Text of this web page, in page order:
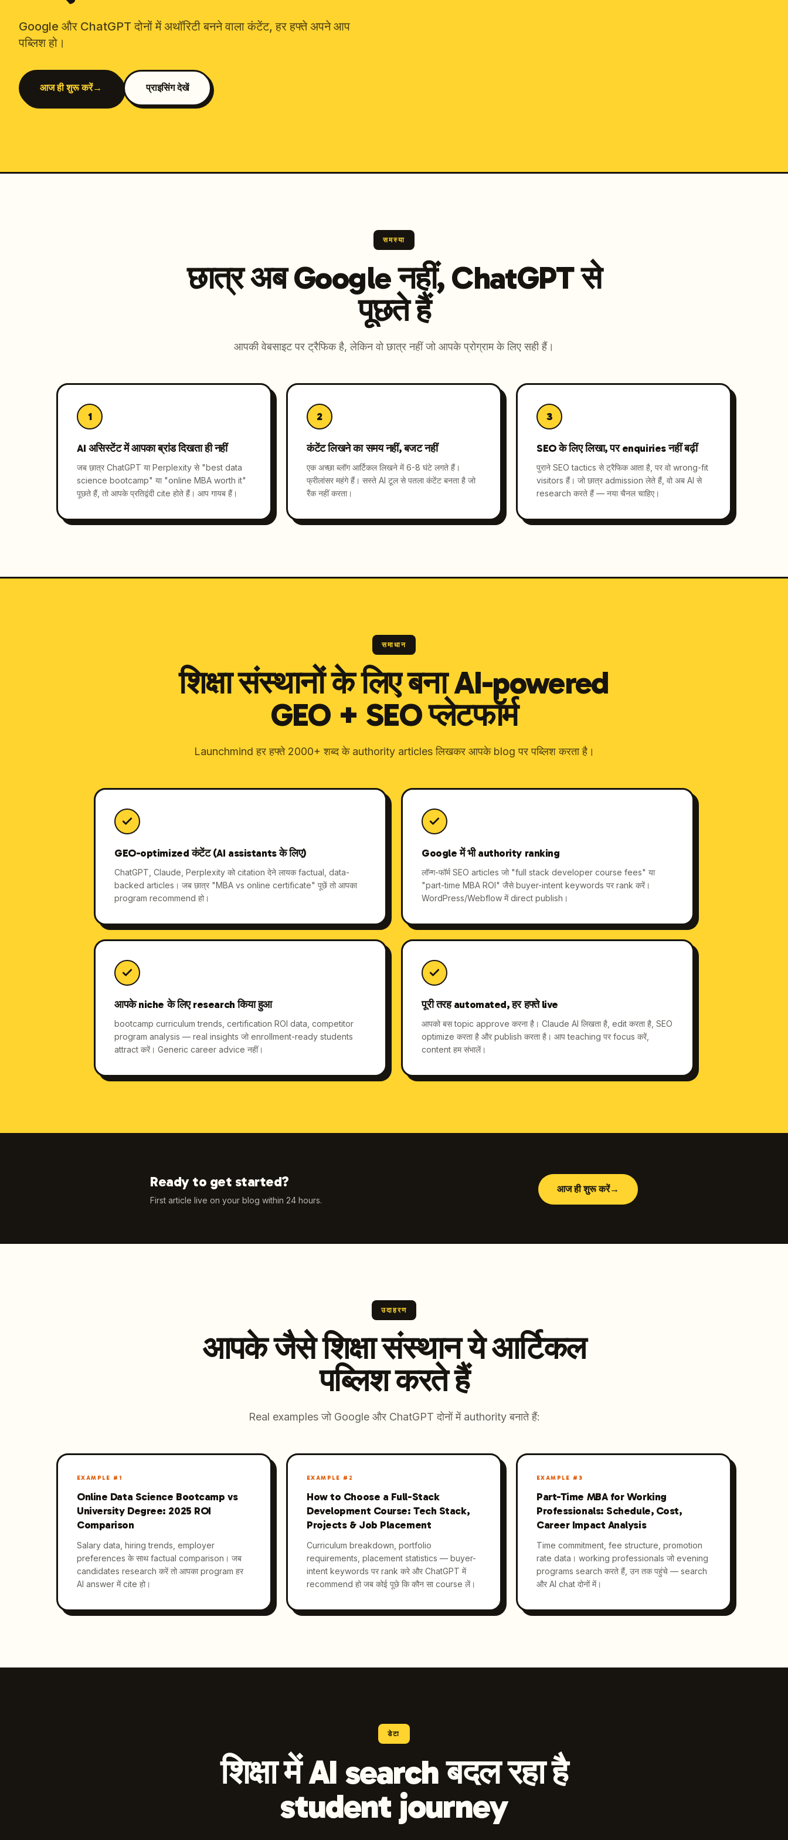
Google और ChatGPT दोनों में अथॉरिटी बनने वाला कंटेंट, हर हफ्ते अपने आप
पब्लिश हो।
आज ही शुरू करें→ प्राइसिंग देखें
समस्या
छात्र अब Google नहीं, ChatGPT से
पूछते हैं
आपकी वेबसाइट पर ट्रैफिक है, लेकिन वो छात्र नहीं जो आपके प्रोग्राम के लिए सही हैं।
1
AI असिस्टेंट में आपका ब्रांड दिखता ही नहीं
जब छात्र ChatGPT या Perplexity से "best data
science bootcamp" या "online MBA worth it"
पूछते हैं, तो आपके प्रतिद्वंदी cite होते हैं। आप गायब हैं।
2
कंटेंट लिखने का समय नहीं, बजट नहीं
एक अच्छा ब्लॉग आर्टिकल लिखने में 6-8 घंटे लगते हैं।
फ्रीलांसर महंगे हैं। सस्ते AI टूल से पतला कंटेंट बनता है जो
रैंक नहीं करता।
3
SEO के लिए लिखा, पर enquiries नहीं बढ़ीं
पुराने SEO tactics से ट्रैफिक आता है, पर वो wrong-fit
visitors हैं। जो छात्र admission लेते हैं, वो अब AI से
research करते हैं — नया चैनल चाहिए।
समाधान
शिक्षा संस्थानों के लिए बना AI-powered
GEO + SEO प्लेटफॉर्म
Launchmind हर हफ्ते 2000+ शब्द के authority articles लिखकर आपके blog पर पब्लिश करता है।
GEO-optimized कंटेंट (AI assistants के लिए)
ChatGPT, Claude, Perplexity को citation देने लायक factual, data-
backed articles। जब छात्र "MBA vs online certificate" पूछें तो आपका
program recommend हो।
Google में भी authority ranking
लॉन्ग-फॉर्म SEO articles जो "full stack developer course fees" या
"part-time MBA ROI" जैसे buyer-intent keywords पर rank करें।
WordPress/Webflow में direct publish।
आपके niche के लिए research किया हुआ
bootcamp curriculum trends, certification ROI data, competitor
program analysis — real insights जो enrollment-ready students
attract करें। Generic career advice नहीं।
पूरी तरह automated, हर हफ्ते live
आपको बस topic approve करना है। Claude AI लिखता है, edit करता है, SEO
optimize करता है और publish करता है। आप teaching पर focus करें,
content हम संभालें।
Ready to get started?
First article live on your blog within 24 hours.
आज ही शुरू करें→
उदाहरण
आपके जैसे शिक्षा संस्थान ये आर्टिकल
पब्लिश करते हैं
Real examples जो Google और ChatGPT दोनों में authority बनाते हैं:
EXAMPLE # 1
Online Data Science Bootcamp vs
University Degree: 2025 ROI
Comparison
Salary data, hiring trends, employer
preferences के साथ factual comparison। जब
candidates research करें तो आपका program हर
AI answer में cite हो।
EXAMPLE # 2
How to Choose a Full-Stack
Development Course: Tech Stack,
Projects & Job Placement
Curriculum breakdown, portfolio
requirements, placement statistics — buyer-
intent keywords पर rank करे और ChatGPT में
recommend हो जब कोई पूछे कि कौन सा course लें।
EXAMPLE # 3
Part-Time MBA for Working
Professionals: Schedule, Cost,
Career Impact Analysis
Time commitment, fee structure, promotion
rate data। working professionals जो evening
programs search करते हैं, उन तक पहुंचे — search
और AI chat दोनों में।
डेटा
शिक्षा में AI search बदल रहा है
student journey